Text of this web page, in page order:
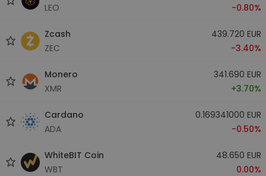
LEO
-0.80%
Zcash
ZEC
439.720 EUR
-3.40%
Monero
XMR
341.690 EUR
+3.70%
Cardano
ADA
0.169341000 EUR
-0.50%
WhiteBIT Coin
WBT
48.650 EUR
0.00%